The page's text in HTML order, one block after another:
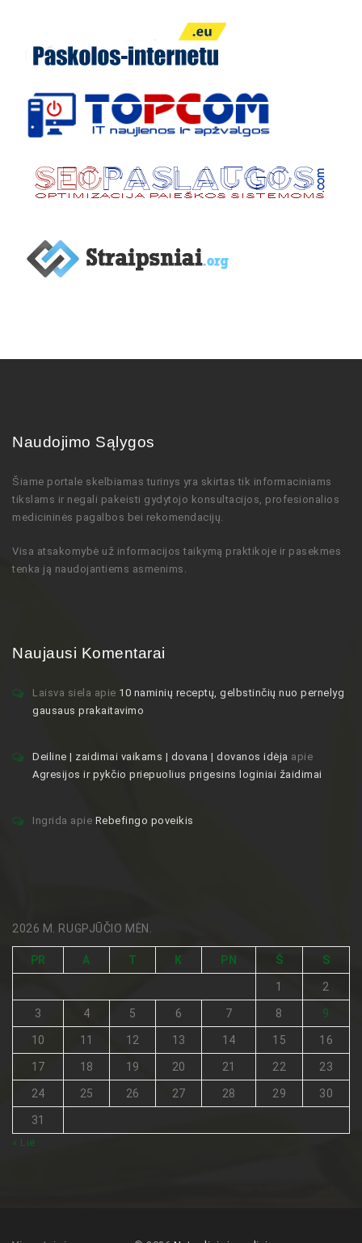
Naudojimo Sąlygos
Šiame portale skelbiamas turinys yra skirtas tik informaciniams
tikslams ir negali pakeisti gydytojo konsultacijos, profesionalios
medicininės pagalbos bei rekomendacijų.
Visa atsakomybė už informacijos taikymą praktikoje ir pasekmes
tenka ją naudojantiems asmenims.
Naujausi Komentarai
Laisva siela apie 10 naminių receptų, gelbstinčių nuo pernelyg
gausaus prakaitavimo
Deiline | zaidimai vaikams | dovana | dovanos idėja apie
Agresijos ir pykčio priepuolius prigesins loginiai žaidimai
Ingrida apie Rebefingo poveikis
2026 M. RUGPJŪČIO MĖN.
PR A T K PN Š S
1 2
3 4 5 6 7 8 9
10 11 12 13 14 15 16
17 18 19 20 21 22 23
24 25 26 27 28 29 30
31
« Lie